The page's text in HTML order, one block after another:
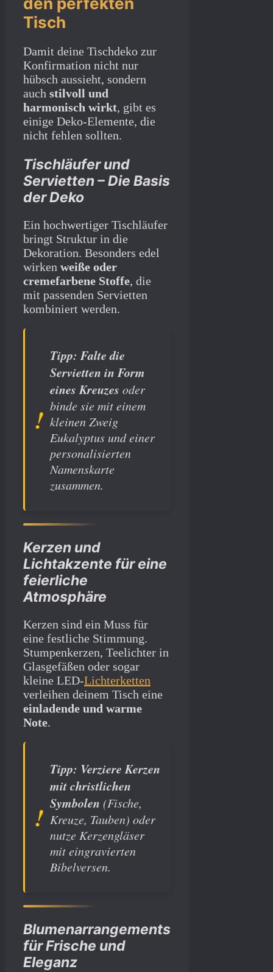
Tisch
Damit deine Tischdeko zur
Konfirmation nicht nur
hübsch aussieht, sondern
auch stilvoll und
harmonisch wirkt, gibt es
einige Deko-Elemente, die
nicht fehlen sollten.
Tischläufer und
Servietten – Die Basis
der Deko
Ein hochwertiger Tischläufer
bringt Struktur in die
Dekoration. Besonders edel
wirken weiße oder
cremefarbene Stoffe, die
mit passenden Servietten
kombiniert werden.
Tipp: Falte die
Servietten in Form
eines Kreuzes oder
binde sie mit einem
kleinen Zweig
Eukalyptus und einer
personalisierten
Namenskarte
zusammen.
Kerzen und
Lichtakzente für eine
feierliche
Atmosphäre
Kerzen sind ein Muss für
eine festliche Stimmung.
Stumpenkerzen, Teelichter in
Glasgefäßen oder sogar
kleine LED-Lichterketten
verleihen deinem Tisch eine
einladende und warme
Note.
Tipp: Verziere Kerzen
mit christlichen
Symbolen (Fische,
Kreuze, Tauben) oder
nutze Kerzengläser
mit eingravierten
Bibelversen.
Blumenarrangements
für Frische und
Eleganz